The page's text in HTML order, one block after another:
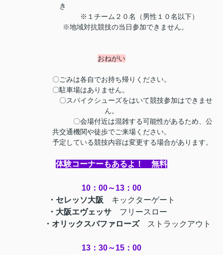
き
※１チーム２０名（男性１０名以下）
※地域対抗競技の当日参加できません。
おねがい
〇ごみは各自でお持ち帰りください。
〇駐車場はありません。
〇スパイクシューズをはいて競技参加はできませ
ん。
〇会場付近は混雑する可能性があるため、公
共交通機関や徒歩でご来場ください。
予定している競技内容は変更する場合があります。
体験コーナーもあるよ！ 無料
10：00～13：00
・セレッソ大阪 キックターゲート
・大阪エヴェッサ フリースロー
・オリックスバファローズストラックアウト
13：30～15：00